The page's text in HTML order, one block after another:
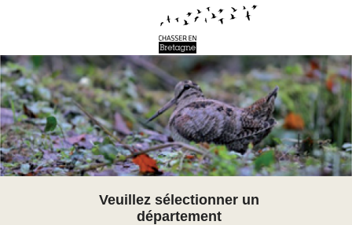
Veuillez sélectionner un
département